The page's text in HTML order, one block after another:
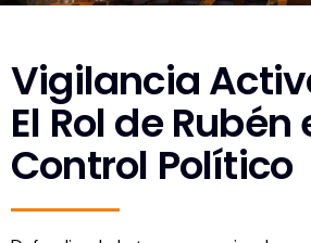
Vigilancia
El Rol de Rubén
Control Político